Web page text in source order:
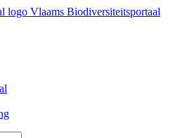
Vlaams Biodiversiteitsportaal